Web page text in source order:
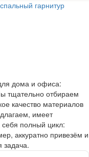
гарнитур
дома и офиса:
тщательно отбираем
качество материалов
имеет
полный цикл:
аккуратно привезём и